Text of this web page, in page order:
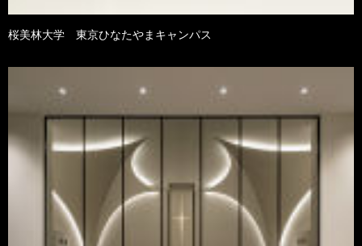
桜美林大学 東京ひなたやまキャンパス